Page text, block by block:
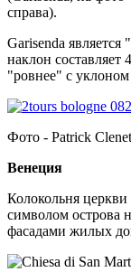
справа).
Garisenda
наклон составляет
"ровнее" с уклоном
Фото - Patrick
Венеция
Колокольня
символом острова
фасадами жилых